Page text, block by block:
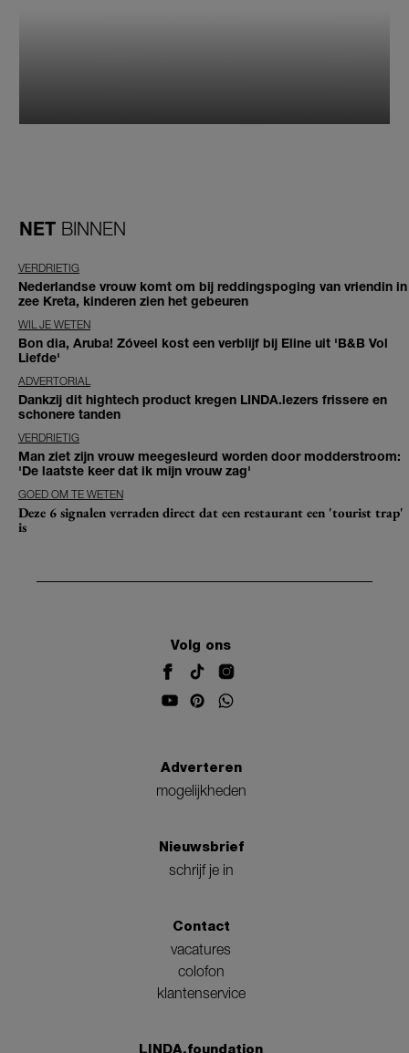
NET BINNEN
VERDRIETIG
Nederlandse vrouw komt om bij reddingspoging van vriendin in
zee Kreta, kinderen zien het gebeuren
WIL JE WETEN
Bon dia, Aruba! Zóveel kost een verblijf bij Eline uit 'B&B Vol
Liefde'
ADVERTORIAL
Dankzij dit hightech product kregen LINDA.lezers frissere en
schonere tanden
VERDRIETIG
Man ziet zijn vrouw meegesleurd worden door modderstroom:
'De laatste keer dat ik mijn vrouw zag'
GOED OM TE WETEN
Deze 6 signalen verraden direct dat een restaurant een 'tourist trap'
is
Volg ons
Adverteren
mogelijkheden
Nieuwsbrief
schrijf je in
Contact
vacatures
colofon
klantenservice
LINDA.foundation